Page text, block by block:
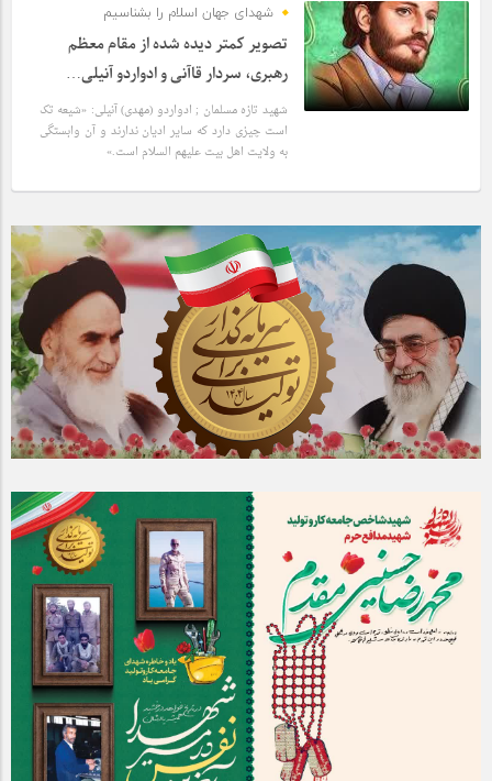
شهدای جهان اسلام را بشناسیم
تصویر کمتر دیده شده از مقام معظم
رهبری، سردار قاآنی و ادواردو آنیلی…
شهید تازه مسلمان ; ادواردو (مهدی) آنیلی: «شیعه تک
است چیزی دارد که سایر ادیان ندارند و آن وابستگی
به ولایت اهل بیت علیهم السلام است.»